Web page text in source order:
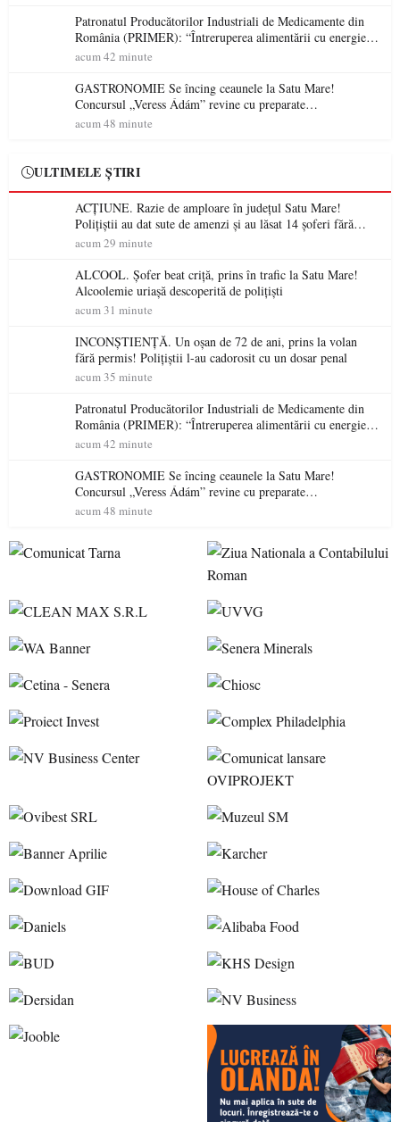
Patronatul Producătorilor Industriali de Medicamente din
România (PRIMER): “Întreruperea alimentării cu energie
electrică a fabricilor de medicamente va pune în pericol
acum 42 minute
GASTRONOMIE Se încing ceaunele la Satu Mare!
Concursul „Veress Ádám” revine cu preparate
spectaculoase, premii și un jurat de renume
acum 48 minute
ULTIMELE ȘTIRI
ACȚIUNE. Razie de amploare în județul Satu Mare!
Polițiștii au dat sute de amenzi și au lăsat 14 șoferi fără
permis într-o singură zi
acum 29 minute
ALCOOL. Șofer beat criță, prins în trafic la Satu Mare!
Alcoolemie uriașă descoperită de polițiști
acum 31 minute
INCONȘTIENȚĂ. Un oșan de 72 de ani, prins la volan
fără permis! Polițiștii l-au cadorosit cu un dosar penal
acum 35 minute
Patronatul Producătorilor Industriali de Medicamente din
România (PRIMER): “Întreruperea alimentării cu energie
electrică a fabricilor de medicamente va pune în pericol
acum 42 minute
GASTRONOMIE Se încing ceaunele la Satu Mare!
Concursul „Veress Ádám” revine cu preparate
spectaculoase, premii și un jurat de renume
acum 48 minute